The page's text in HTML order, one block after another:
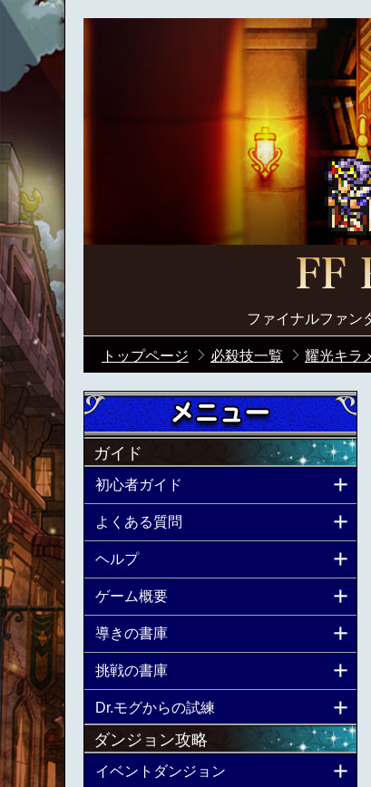
ファイナルファン
トップページ 必殺技一覧 耀光キラ
ガイド
初心者ガイド
よくある質問
ヘルプ
ゲーム概要
導きの書庫
挑戦の書庫
Dr.モグからの試練
ダンジョン攻略
イベントダンジョン